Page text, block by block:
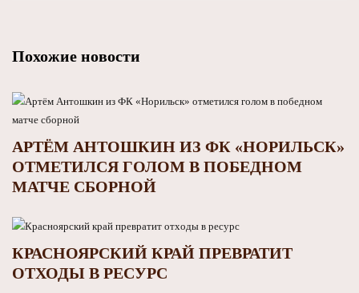
Похожие новости
АРТЁМ АНТОШКИН ИЗ ФК «НОРИЛЬСК»
ОТМЕТИЛСЯ ГОЛОМ В ПОБЕДНОМ
МАТЧЕ СБОРНОЙ
КРАСНОЯРСКИЙ КРАЙ ПРЕВРАТИТ
ОТХОДЫ В РЕСУРС